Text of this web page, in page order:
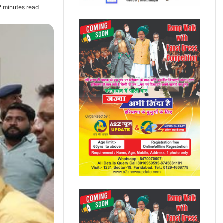
minutes read